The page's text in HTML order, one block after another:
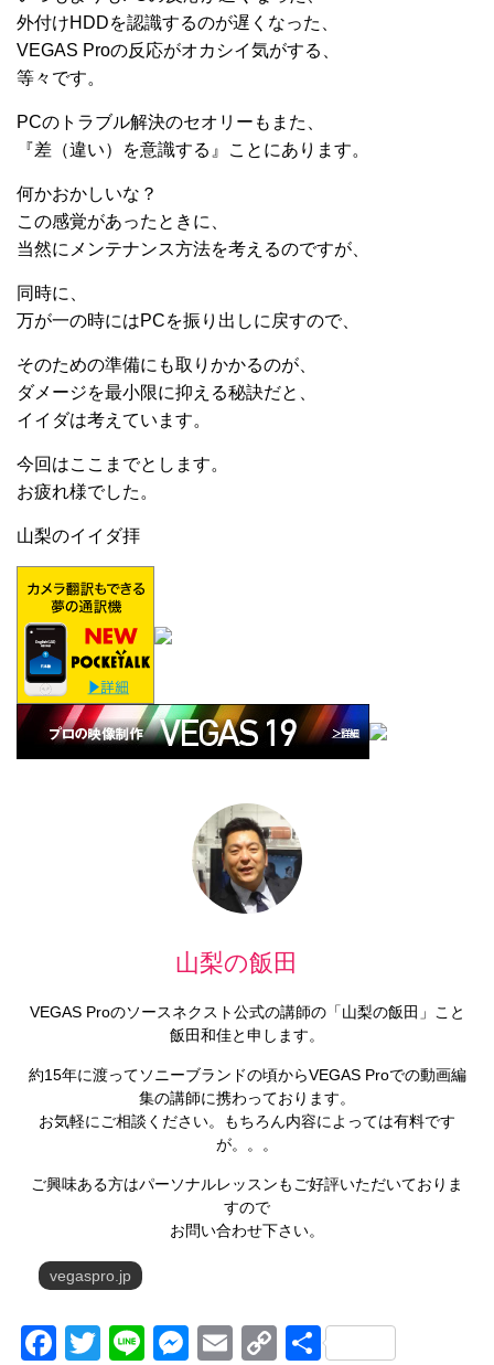
外付けHDDを認識するのが遅くなった、
VEGAS Proの反応がオカシイ気がする、
等々です。
PCのトラブル解決のセオリーもまた、
『差（違い）を意識する』ことにあります。
何かおかしいな？
この感覚があったときに、
当然にメンテナンス方法を考えるのですが、
同時に、
万が一の時にはPCを振り出しに戻すので、
そのための準備にも取りかかるのが、
ダメージを最小限に抑える秘訣だと、
イイダは考えています。
今回はここまでとします。
お疲れ様でした。
山梨のイイダ拝
山梨の飯田
VEGAS Proのソースネクスト公式の講師の「山梨の飯田」こと
飯田和佳と申します。
約15年に渡ってソニーブランドの頃からVEGAS Proでの動画編
集の講師に携わっております。
お気軽にご相談ください。もちろん内容によっては有料です
が。。。
ご興味ある方はパーソナルレッスンもご好評いただいておりま
すので
お問い合わせ下さい。
vegaspro.jp
F
T
Li
M
E
C 共